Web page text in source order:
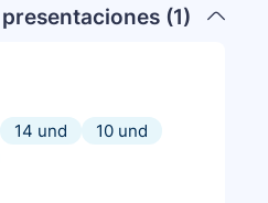
(1)
14 und
10 und